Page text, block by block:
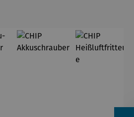
dir zu
Hause. Wir